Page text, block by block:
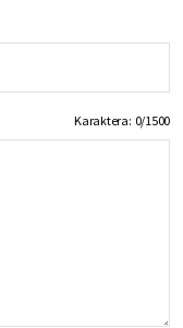
Karaktera: 0/1500